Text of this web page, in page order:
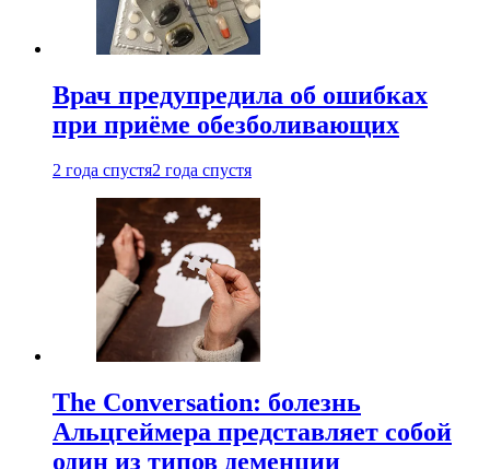
Врач предупредила об ошибках
при приëме обезболивающих
2 года спустя2 года спустя
The Conversation: болезнь
Альцгеймера представляет собой
один из типов деменции